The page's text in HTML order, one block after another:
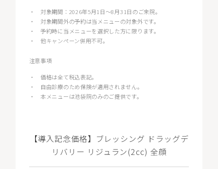
・ 対象期間：2026年5月1日〜8月31日のご来院。
・ 対象期間外の予約は当メニューの対象外です。
・予約時に当メニューを選択した方に限ります。
・他キャンペーン併用不可。
注意事項
・価格は全て税込表記。
・
自由診療のため保険が適用されません。
・本メニューは池袋院のみのご提供です。
【導入記念価格】ブレッシング ドラッグデ
リバリー リジュラン(2cc) 全顔